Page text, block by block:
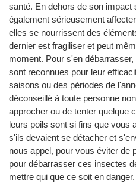
santé. En dehors de son impact
également sérieusement
elles se nourrissent des
dernier est fragiliser et peut
moment. Pour s'en
sont reconnues pour leur
saisons ou des périodes de
déconseillé à toute personne
approcher ou de tenter quelque
leurs poils sont si fins que vous
s'ils devaient se détacher et
nous appel, pour vous éviter de
pour débarrasser ces insectes
mettre qui que ce soit en danger.